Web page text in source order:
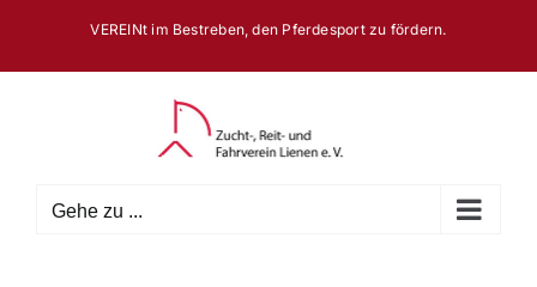
springen
VEREINt im Bestreben, den Pferdesport zu fördern.
Gehe zu ...